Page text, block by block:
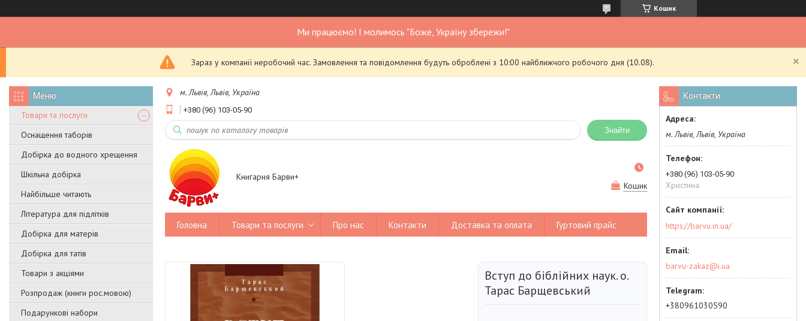
Кошик
Ми працюємо! І молимось "Боже, Україну збережи!"
Зараз у компанії неробочий час. Замовлення та повідомлення будуть оброблені з 10:00 найближчого робочого дня (10.08).
Товари та послуги
Оснащення таборів
Добірка до водного хрещення
Шкільна добірка
Найбільше читають
Література для підлітків
Добірка для матерів
Добірка для татів
Товари з акціями
Розпродаж (книги рос.мовою)
Подарункові набори
м. Львів, Львів, Україна
+380 (96) 103-05-90
Знайти
Книгарня Барви+
Кошик
Головна Товари та послуги Про нас Контакти Доставка та оплата Гуртовий прайс
Вступ до біблійних наук. о.
Тарас Барщевський
Контакти
м. Львів, Львів, Україна
+380 (96) 103-05-90
Христина
https://barvu.in.ua/
barvu-zakaz@i.ua
+380961030590